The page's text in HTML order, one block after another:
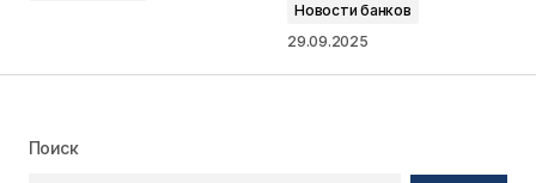
Новости банков
29.09.2025
Поиск